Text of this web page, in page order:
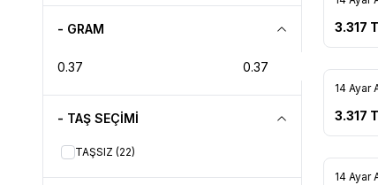
- GRAM
- TAŞ SEÇİMİ
TAŞSIZ (22)
3.317
14 Ayar
3.317
14 Ayar